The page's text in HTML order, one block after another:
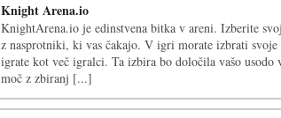
Knight Arena.io
KnightArena.io je edinstvena bitka v areni. Izberite
z nasprotniki, ki vas čakajo. V igri morate izbrati
igrate kot več igralci. Ta izbira bo določila vašo
moč z zbiranj [...]